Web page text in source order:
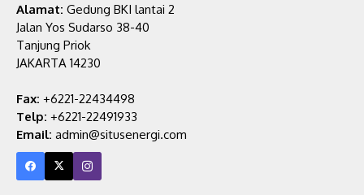
Alamat: Gedung BKI lantai 2
Jalan Yos Sudarso 38-40
Tanjung Priok
JAKARTA 14230
Fax: +6221-22434498
Telp: +6221-22491933
Email: admin@situsenergi.com